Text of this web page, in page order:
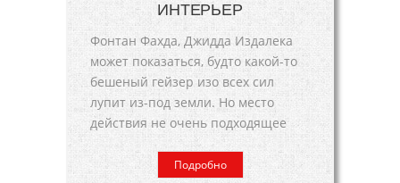
ИНТЕРЬЕР
Фонтан Фахда, Джидда Издалека
может показаться, будто какой-то
бешеный гейзер изо всех сил
лупит из-под земли. Но место
действия не очень подходящее
Подробно